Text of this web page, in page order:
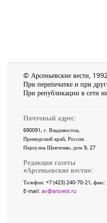
© Арсеньевские вести,
При перепечатке и при
При републикации в сети
Почтовый адрес:
690091, г. Владивосток,
Приморский край, Россия.
Переулок Шевченко, дом 9, 27
Редакция газеты
«Арсеньевские вести»:
Телефон: +7 (423) 240-70-21, факс:
E-mail: av@arsvest.ru